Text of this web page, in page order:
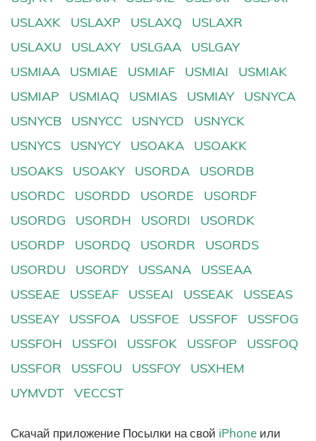
USLAXK
USLAXP USLAXQ
USLAXR
USLAXU
USLAXY USLGAA
USLGAY
USMIAA
USMIAE USMIAF USMIAI
USMIAK
USMIAP
USMIAQ USMIAS USMIAY
USNYCA
USNYCB
USNYCC USNYCD
USNYCK
USNYCS
USNYCY USOAKA
USOAKK
USOAKS
USOAKY USORDA
USORDB
USORDC
USORDD USORDE
USORDF
USORDG
USORDH USORDI
USORDK
USORDP
USORDQ USORDR
USORDS
USORDU
USORDY USSANA
USSEAA
USSEAE
USSEAF USSEAI USSEAK
USSEAS
USSEAY
USSFOA USSFOE USSFOF
USSFOG
USSFOH
USSFOI USSFOK USSFOP
USSFOQ
USSFOR
USSFOU USSFOY
USXHEM
UYMVDT
VECCST
Скачай приложение Посылки на свой iPhone или